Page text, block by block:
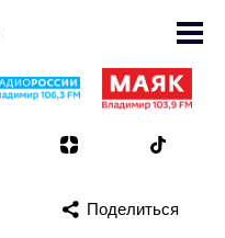
Поделиться